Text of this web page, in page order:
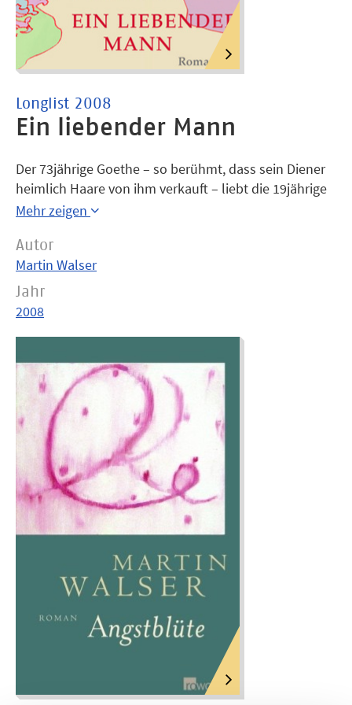
Longlist 2008
Ein liebender Mann
Der 73jährige Goethe – so berühmt, dass sein Diener
heimlich Haare von ihm verkauft – liebt die 19jährige
Ulrike von Levetzow. 1823 in Marienbad werden
küssen einander. Wie jäh ist da die Enttäuschung, als
er begreifen muss, dass er wegen seines Alters kaum
Aussichten hat. Walsers Roman erzählt die Geschichte
einer unmöglichen Liebe: bewegend, aufwühlend und
Mehr zeigen
Autor
Martin Walser
Jahr
2008